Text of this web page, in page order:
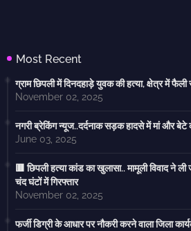
Most Recent
ग्राम छिपली में दिनदहाड़े युवक की हत्या, क्षेत्र में
November 02, 2025
नगरी ब्रेकिंग न्यूज..दर्दनाक सड़क हादसे में मां और बेटे
June 03, 2025
🟥 छिपली हत्या कांड का खुलासा.. मामूली विवाद ने
चंद घंटों में गिरफ्तार
November 02, 2025
फर्जी डिग्री के आधार पर नौकरी करने वाला जिला